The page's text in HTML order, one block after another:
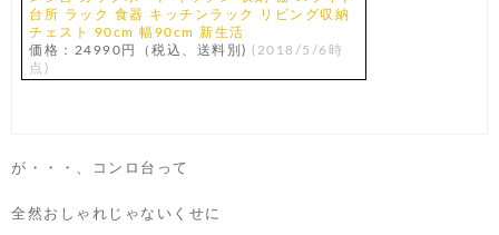
台所 ラック 食器 キッチンラック リビング収納
チェスト 90cm 幅90cm 新生活
価格：24990円（税込、送料別) (2018/5/6時
点)
が・・・、コンロ台って
全然おしゃれじゃないくせに